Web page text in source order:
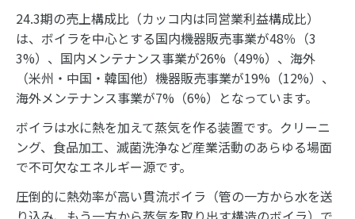
24.3期の売上構成比（カッコ内は同営業利益構成比）
は、ボイラを中心とする国内機器販売事業が48％（3
3%）、国内メンテナンス事業が26%（49%）、海外
（米州・中国・韓国他）機器販売事業が19%（12%）、
海外メンテナンス事業が7%（6%）となっています。
ボイラは水に熱を加えて蒸気を作る装置です。クリーニ
ング、食品加工、滅菌洗浄など産業活動のあらゆる場面
で不可欠なエネルギー源です。
圧倒的に熱効率が高い貫流ボイラ（管の一方から水を送